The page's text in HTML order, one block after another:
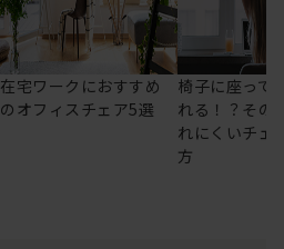
在宅ワークにおすすめ
のオフィスチェア5選
椅子に座って
れる！？その
れにくいチェ
方